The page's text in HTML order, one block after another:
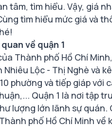
tâm, tìm hiểu. Vậy, giá
tìm hiểu mức giá và
về quận 1
Thành phố Hồ Chí
Lộc - Thị Nghè và
phường và tiếp giáp với
Quận 1 là nơi tập
lượng lớn lãnh sự quán.
phố Hồ Chí Minh về